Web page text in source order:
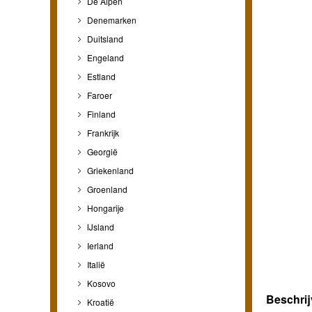
Denemarken
Duitsland
Engeland
Estland
Faroer
Finland
Frankrijk
Georgië
Griekenland
Groenland
Hongarije
IJsland
Ierland
Italië
Kosovo
Kroatië